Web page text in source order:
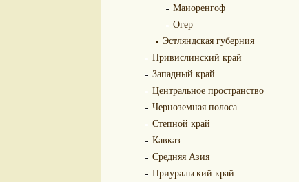
Маиоренгоф
Огер
Эстляндская губерния
Привислинский край
Западный край
Центральное пространство
Черноземная полоса
Степной край
Кавказ
Средняя Азия
Приуральский край